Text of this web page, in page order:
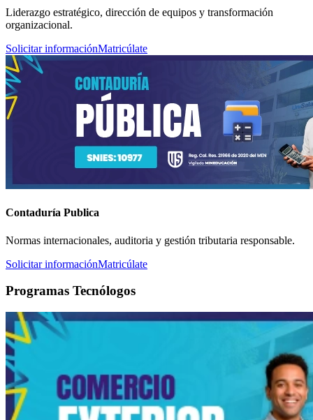
Liderazgo estratégico, dirección de equipos y transformación
organizacional.
Solicitar informaciónMatricúlate
Contaduría Publica
Normas internacionales, auditoria y gestión tributaria responsable.
Solicitar informaciónMatricúlate
Programas Tecnólogos